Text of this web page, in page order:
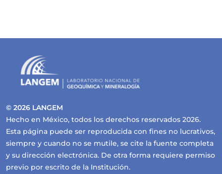
© 2026 LANGEM
Hecho en México, todos los derechos reservados 2026.
Esta página puede ser reproducida con fines no lucrativos,
siempre y cuando no se mutile, se cite la fuente completa
y su dirección electrónica. De otra forma requiere permiso
previo por escrito de la Institución.